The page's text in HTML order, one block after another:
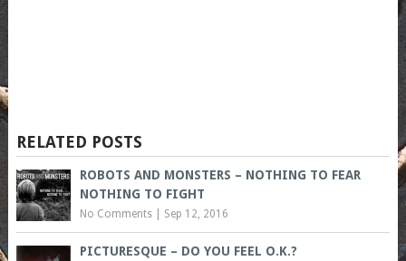
RELATED POSTS
ROBOTS AND MONSTERS – NOTHING TO FEAR
NOTHING TO FIGHT
No Comments| Sep 12, 2016
PICTURESQUE – DO YOU FEEL O.K.?